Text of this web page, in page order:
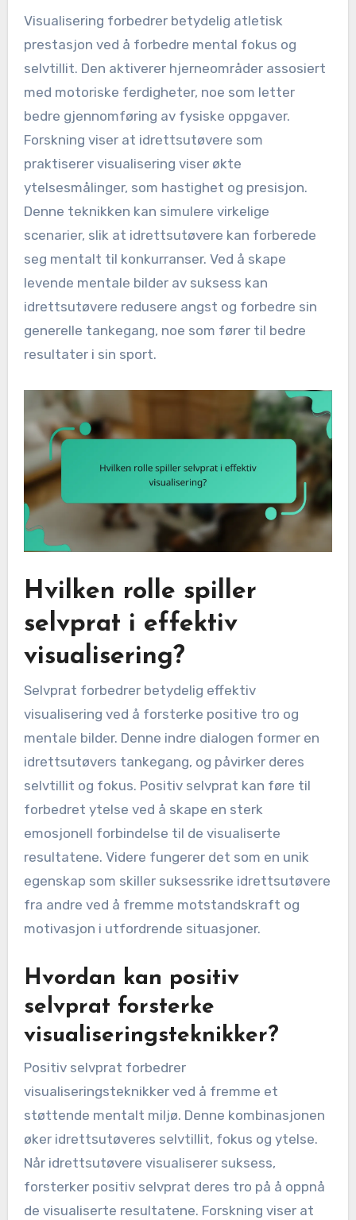
Visualisering forbedrer betydelig atletisk
prestasjon ved å forbedre mental fokus og
selvtillit. Den aktiverer hjerneområder assosiert
med motoriske ferdigheter, noe som letter
bedre gjennomføring av fysiske oppgaver.
Forskning viser at idrettsutøvere som
praktiserer visualisering viser økte
ytelsesmålinger, som hastighet og presisjon.
Denne teknikken kan simulere virkelige
scenarier, slik at idrettsutøvere kan forberede
seg mentalt til konkurranser. Ved å skape
levende mentale bilder av suksess kan
idrettsutøvere redusere angst og forbedre sin
generelle tankegang, noe som fører til bedre
resultater i sin sport.
Hvilken rolle spiller
selvprat i effektiv
visualisering?
Selvprat forbedrer betydelig effektiv
visualisering ved å forsterke positive tro og
mentale bilder. Denne indre dialogen former en
idrettsutøvers tankegang, og påvirker deres
selvtillit og fokus. Positiv selvprat kan føre til
forbedret ytelse ved å skape en sterk
emosjonell forbindelse til de visualiserte
resultatene. Videre fungerer det som en unik
egenskap som skiller suksessrike idrettsutøvere
fra andre ved å fremme motstandskraft og
motivasjon i utfordrende situasjoner.
Hvordan kan positiv
selvprat forsterke
visualiseringsteknikker?
Positiv selvprat forbedrer
visualiseringsteknikker ved å fremme et
støttende mentalt miljø. Denne kombinasjonen
øker idrettsutøveres selvtillit, fokus og ytelse.
Når idrettsutøvere visualiserer suksess,
forsterker positiv selvprat deres tro på å oppnå
de visualiserte resultatene. Forskning viser at